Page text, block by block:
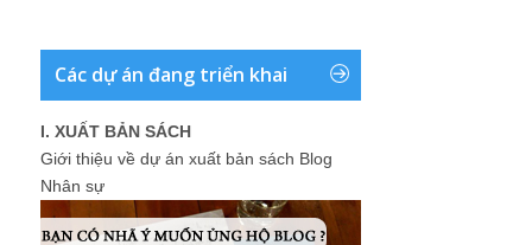
Các dự án đang triển khai
I. XUẤT BẢN SÁCH
Giới thiệu về dự án xuất bản sách Blog
Nhân sự